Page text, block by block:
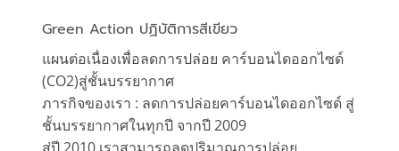
Green Action ปฏิบัติการสีเขียว
แผนต่อเนื่องเพื่อลดการปล่อย คาร์บอนไดออกไซด์
(CO2)สู่ชั้นบรรยากาศ
ภารกิจของเรา : ลดการปล่อยคาร์บอนไดออกไซด์ สู่
ชั้นบรรยากาศในทุกปี จากปี 2009